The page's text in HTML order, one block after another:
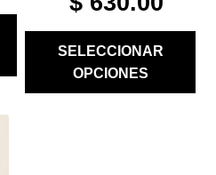
PRICE
$ 2,100.00.
$
SELECCIONAR
OPCIONES